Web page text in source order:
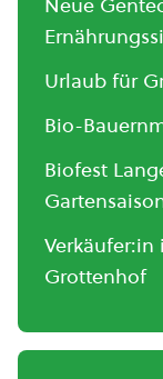
Urlaub für
Bio-
Biofest
Grottenhof